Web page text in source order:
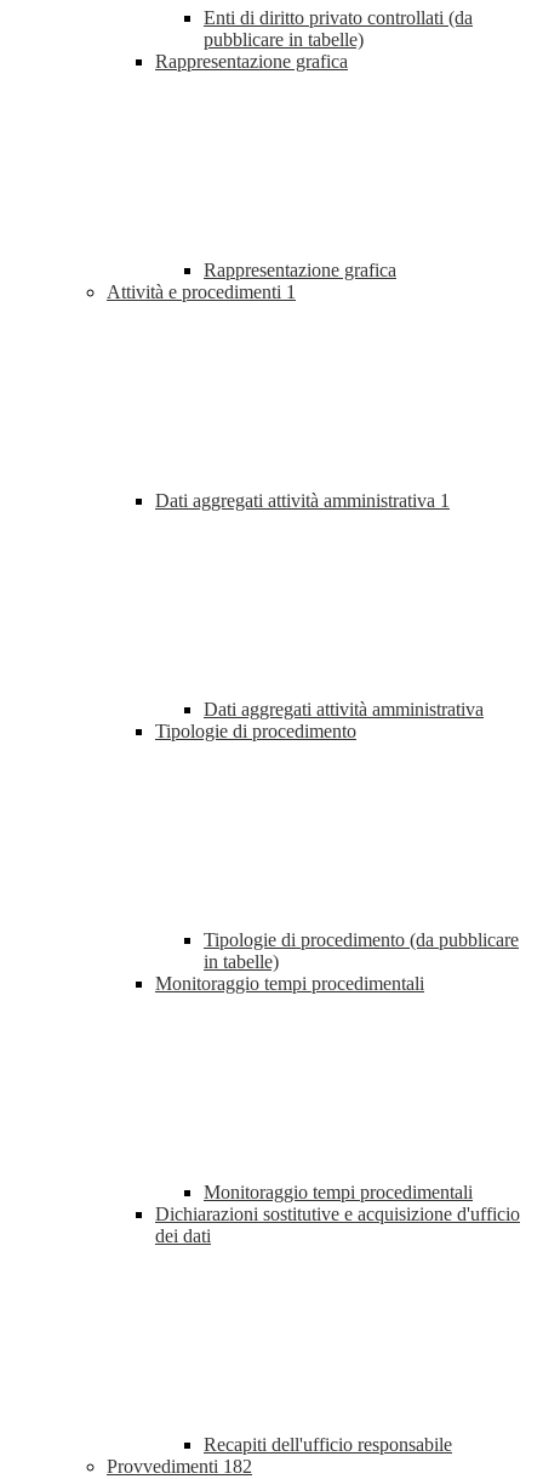
Enti di diritto privato controllati (da
pubblicare in tabelle)
Rappresentazione grafica
Rappresentazione grafica
Attività e procedimenti 1
Dati aggregati attività amministrativa 1
Dati aggregati attività amministrativa
Tipologie di procedimento
Tipologie di procedimento (da pubblicare
in tabelle)
Monitoraggio tempi procedimentali
Monitoraggio tempi procedimentali
Dichiarazioni sostitutive e acquisizione d'ufficio
dei dati
Recapiti dell'ufficio responsabile
Provvedimenti 182